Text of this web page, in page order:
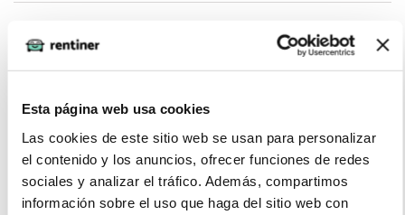
Esta página web usa cookies
Las cookies de este sitio web se usan para personalizar
el contenido y los anuncios, ofrecer funciones de redes
sociales y analizar el tráfico. Además, compartimos
información sobre el uso que haga del sitio web con
Extras
Opiniones
Raul (2022-12-19)